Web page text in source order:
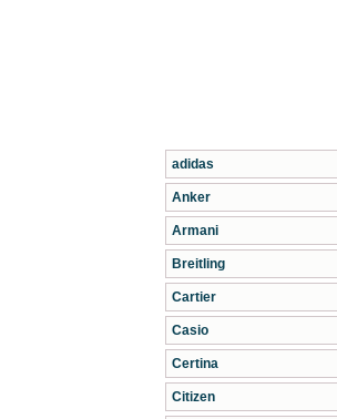
adidas
Anker
Armani
Breitling
Cartier
Casio
Certina
Citizen